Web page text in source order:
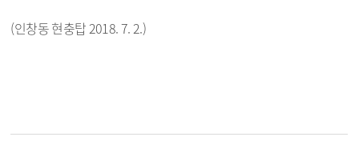
(인창동 현충탑 2018. 7. 2.)